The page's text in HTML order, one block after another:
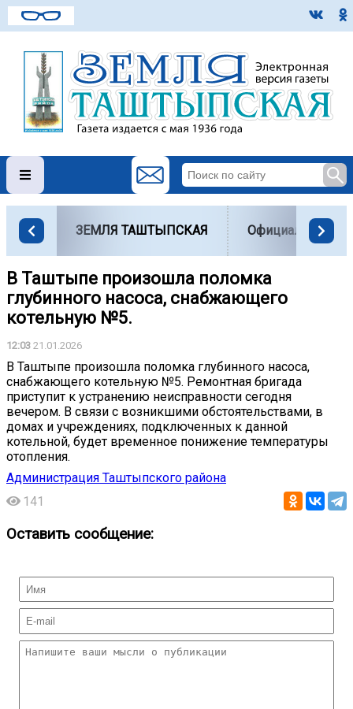
ЗЕМЛЯ ТАШТЫПСКАЯ Официально
️В Таштыпе произошла поломка
глубинного насоса, снабжающего
котельную №5.
12:03 21.01.2026
️В Таштыпе произошла поломка глубинного насоса,
снабжающего котельную №5. Ремонтная бригада
приступит к устранению неисправности сегодня
вечером. В связи с возникшими обстоятельствами, в
домах и учреждениях, подключенных к данной
котельной, будет временное понижение температуры
отопления.
Администрация Таштыпского района
141
Оставить сообщение: